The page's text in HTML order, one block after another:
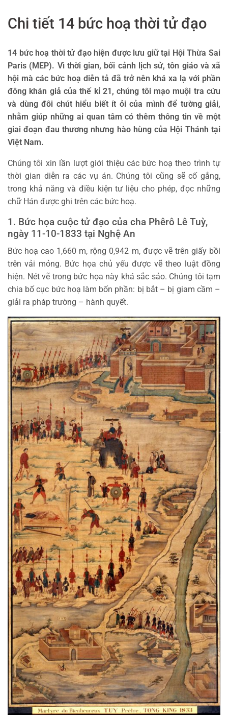
Chi tiết 14 bức hoạ thời tử đạo
14 bức hoạ thời tử đạo hiện được lưu giữ tại Hội Thừa Sai
Paris (MEP). Vì thời gian, bối cảnh lịch sử, tôn giáo và xã
hội mà các bức hoạ diễn tả đã trở nên khá xa lạ với phần
đông khán giả của thế kỉ 21, chúng tôi mạo muội tra cứu
và dùng đôi chút hiểu biết ít ỏi của mình để tường giải,
nhằm giúp những ai quan tâm có thêm thông tin về một
giai đoạn đau thương nhưng hào hùng của Hội Thánh tại
Việt Nam.
Chúng tôi xin lần lượt giới thiệu các bức hoạ theo trình tự
thời gian diễn ra các vụ án. Chúng tôi cũng sẽ cố gắng,
trong khả năng và điều kiện tư liệu cho phép, đọc những
chữ Hán được ghi trên các bức hoạ.
1. Bức họa cuộc tử đạo của cha Phêrô Lê Tuỳ,
ngày 11-10-1833 tại Nghệ An
Bức hoạ cao 1,660 m, rộng 0,942 m, được vẽ trên giấy bồi
trên vải mỏng. Bức họa chủ yếu được vẽ theo luật đồng
hiện. Nét vẽ trong bức họa này khá sắc sảo. Chúng tôi tạm
chia bố cục bức hoạ làm bốn phần: bị bắt – bị giam cầm –
giải ra pháp trường – hành quyết.